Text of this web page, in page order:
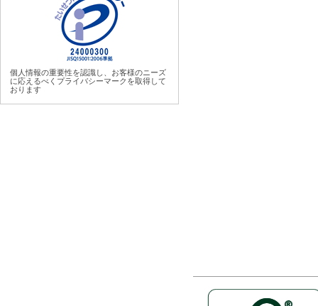
個人情報の重要性を認識し、お客様のニーズ
に応えるべくプライバシーマークを取得して
おります